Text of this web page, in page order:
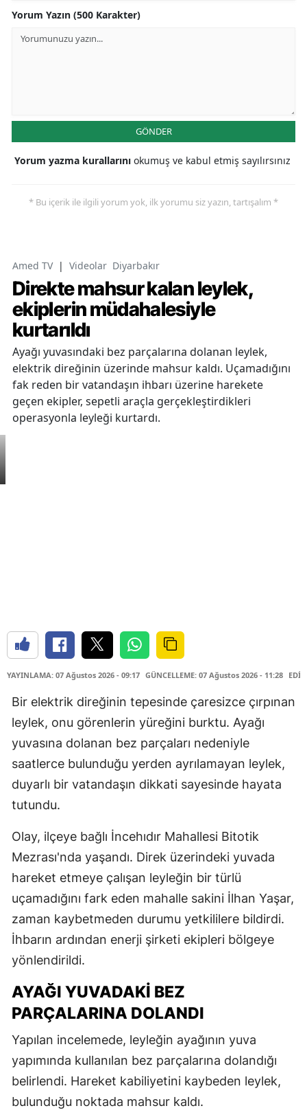
Yorum Yazın (500 Karakter)
GÖNDER
Yorum yazma kurallarını okumuş ve kabul etmiş sayılırsınız
* Bu içerik ile ilgili yorum yok, ilk yorumu siz yazın, tartışalım *
Amed TV | Videolar Diyarbakır
Direkte mahsur kalan leylek,
ekiplerin müdahalesiyle
kurtarıldı
Ayağı yuvasındaki bez parçalarına dolanan leylek,
elektrik direğinin üzerinde mahsur kaldı. Uçamadığını
fak reden bir vatandaşın ihbarı üzerine harekete
geçen ekipler, sepetli araçla gerçekleştirdikleri
operasyonla leyleği kurtardı.
YAYINLAMA: 07 Ağustos 2026 - 09:17 GÜNCELLEME: 07 Ağustos 2026 - 11:28
Bir elektrik direğinin tepesinde çaresizce çırpınan
leylek, onu görenlerin yüreğini burktu. Ayağı
yuvasına dolanan bez parçaları nedeniyle
saatlerce bulunduğu yerden ayrılamayan leylek,
duyarlı bir vatandaşın dikkati sayesinde hayata
tutundu.
Olay, ilçeye bağlı İncehıdır Mahallesi Bitotik
Mezrası'nda yaşandı. Direk üzerindeki yuvada
hareket etmeye çalışan leyleğin bir türlü
uçamadığını fark eden mahalle sakini İlhan Yaşar,
zaman kaybetmeden durumu yetkililere bildirdi.
İhbarın ardından enerji şirketi ekipleri bölgeye
yönlendirildi.
AYAĞI YUVADAKİ BEZ
PARÇALARINA DOLANDI
Yapılan incelemede, leyleğin ayağının yuva
yapımında kullanılan bez parçalarına dolandığı
belirlendi. Hareket kabiliyetini kaybeden leylek,
bulunduğu noktada mahsur kaldı.